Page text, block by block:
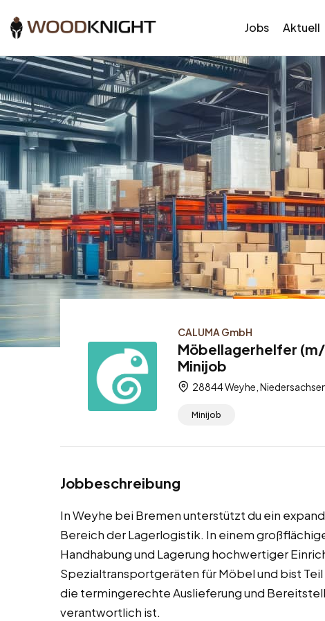
Jobs Aktuell
CALUMA GmbH
Möbellagerhelfer
Minijob
28844 Weyhe,
Minijob
Jobbeschreibung
In Weyhe bei Bremen unterstützt du ein
Bereich der Lagerlogistik. In einem
Handhabung und Lagerung hochwertiger
Spezialtransportgeräten für Möbel und bist
die termingerechte Auslieferung und
verantwortlich ist.